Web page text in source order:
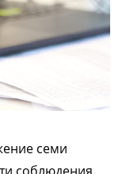
семи
соблюдения